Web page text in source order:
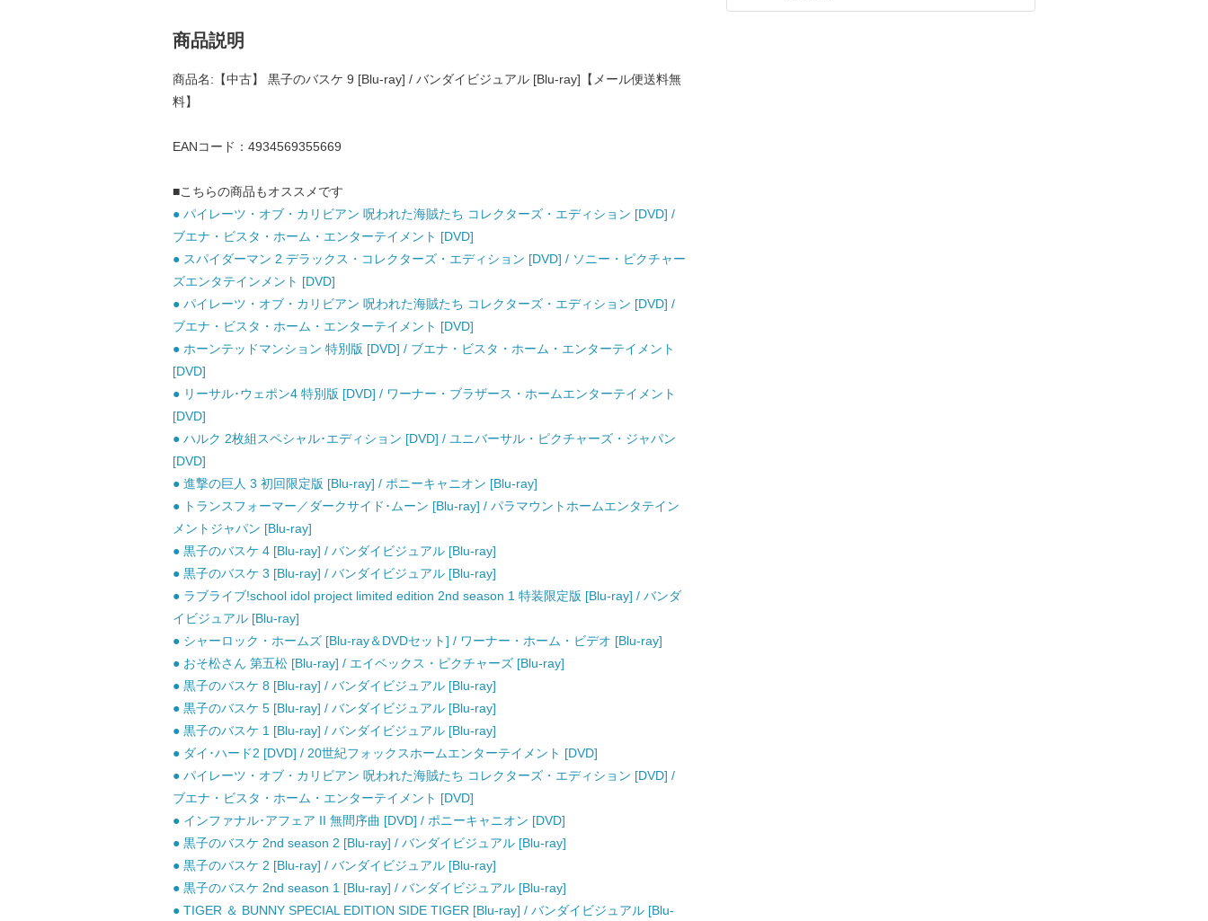
商品説明
商品名:【中古】 黒子のバスケ 9 [Blu-ray] / バンダイビジュアル [Blu-ray]【メール便送料無
料】
EANコード：4934569355669
■こちらの商品もオススメです
● パイレーツ・オブ・カリビアン 呪われた海賊たち コレクターズ・エディション [DVD] /
ブエナ・ビスタ・ホーム・エンターテイメント [DVD]
● スパイダーマン 2 デラックス・コレクターズ・エディション [DVD] / ソニー・ピクチャー
ズエンタテインメント [DVD]
● パイレーツ・オブ・カリビアン 呪われた海賊たち コレクターズ・エディション [DVD] /
ブエナ・ビスタ・ホーム・エンターテイメント [DVD]
● ホーンテッドマンション 特別版 [DVD] / ブエナ・ビスタ・ホーム・エンターテイメント
[DVD]
● リーサル･ウェポン4 特別版 [DVD] / ワーナー・ブラザース・ホームエンターテイメント
[DVD]
● ハルク 2枚組スペシャル･エディション [DVD] / ユニバーサル・ピクチャーズ・ジャパン
[DVD]
● 進撃の巨人 3 初回限定版 [Blu-ray] / ポニーキャニオン [Blu-ray]
● トランスフォーマー／ダークサイド･ムーン [Blu-ray] / パラマウントホームエンタテイン
メントジャパン [Blu-ray]
● 黒子のバスケ 4 [Blu-ray] / バンダイビジュアル [Blu-ray]
● 黒子のバスケ 3 [Blu-ray] / バンダイビジュアル [Blu-ray]
● ラブライブ!school idol project limited edition 2nd season 1 特装限定版 [Blu-ray] / バンダ
イビジュアル [Blu-ray]
● シャーロック・ホームズ [Blu-ray＆DVDセット] / ワーナー・ホーム・ビデオ [Blu-ray]
● おそ松さん 第五松 [Blu-ray] / エイベックス・ピクチャーズ [Blu-ray]
● 黒子のバスケ 8 [Blu-ray] / バンダイビジュアル [Blu-ray]
● 黒子のバスケ 5 [Blu-ray] / バンダイビジュアル [Blu-ray]
● 黒子のバスケ 1 [Blu-ray] / バンダイビジュアル [Blu-ray]
● ダイ･ハード2 [DVD] / 20世紀フォックスホームエンターテイメント [DVD]
● パイレーツ・オブ・カリビアン 呪われた海賊たち コレクターズ・エディション [DVD] /
ブエナ・ビスタ・ホーム・エンターテイメント [DVD]
● インファナル･アフェア II 無間序曲 [DVD] / ポニーキャニオン [DVD]
● 黒子のバスケ 2nd season 2 [Blu-ray] / バンダイビジュアル [Blu-ray]
● 黒子のバスケ 2 [Blu-ray] / バンダイビジュアル [Blu-ray]
● 黒子のバスケ 2nd season 1 [Blu-ray] / バンダイビジュアル [Blu-ray]
● TIGER ＆ BUNNY SPECIAL EDITION SIDE TIGER [Blu-ray] / バンダイビジュアル [Blu-